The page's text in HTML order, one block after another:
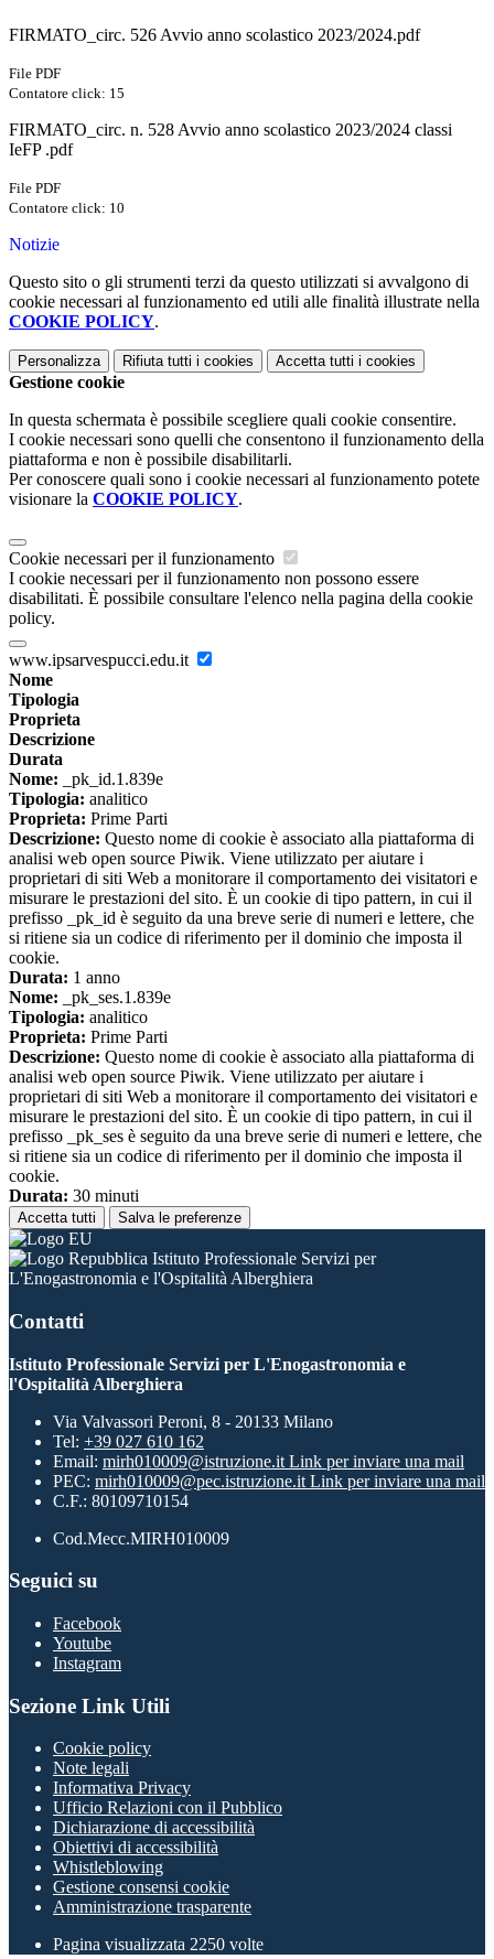
FIRMATO_circ. 526 Avvio anno scolastico 2023/2024.pdf
File PDF
Contatore click: 15
FIRMATO_circ. n. 528 Avvio anno scolastico 2023/2024 classi
IeFP .pdf
File PDF
Contatore click: 10
Notizie
Questo sito o gli strumenti terzi da questo utilizzati si avvalgono di
cookie necessari al funzionamento ed utili alle finalità illustrate nella
COOKIE POLICY.
Personalizza Rifiuta tutti i cookies Accetta tutti i cookies
Gestione cookie
In questa schermata è possibile scegliere quali cookie consentire.
I cookie necessari sono quelli che consentono il funzionamento della
piattaforma e non è possibile disabilitarli.
Per conoscere quali sono i cookie necessari al funzionamento potete
visionare la COOKIE POLICY.
Cookie necessari per il funzionamento
I cookie necessari per il funzionamento non possono essere
disabilitati. È possibile consultare l'elenco nella pagina della cookie
policy.
www.ipsarvespucci.edu.it
Nome
Tipologia
Proprieta
Descrizione
Durata
Nome: _pk_id.1.839e
Tipologia: analitico
Proprieta: Prime Parti
Descrizione: Questo nome di cookie è associato alla piattaforma di
analisi web open source Piwik. Viene utilizzato per aiutare i
proprietari di siti Web a monitorare il comportamento dei visitatori e
misurare le prestazioni del sito. È un cookie di tipo pattern, in cui il
prefisso _pk_id è seguito da una breve serie di numeri e lettere, che
si ritiene sia un codice di riferimento per il dominio che imposta il
cookie.
Durata: 1 anno
Nome: _pk_ses.1.839e
Tipologia: analitico
Proprieta: Prime Parti
Descrizione: Questo nome di cookie è associato alla piattaforma di
analisi web open source Piwik. Viene utilizzato per aiutare i
proprietari di siti Web a monitorare il comportamento dei visitatori e
misurare le prestazioni del sito. È un cookie di tipo pattern, in cui il
prefisso _pk_ses è seguito da una breve serie di numeri e lettere, che
si ritiene sia un codice di riferimento per il dominio che imposta il
cookie.
Durata: 30 minuti
Accetta tutti Salva le preferenze
Istituto Professionale Servizi per
L'Enogastronomia e l'Ospitalità Alberghiera
Contatti
Istituto Professionale Servizi per L'Enogastronomia e
l'Ospitalità Alberghiera
Via Valvassori Peroni, 8 - 20133 Milano
Tel: +39 027 610 162
Email: mirh010009@istruzione.it Link per inviare una mail
PEC: mirh010009@pec.istruzione.it Link per inviare una mail
C.F.: 80109710154
Cod.Mecc.MIRH010009
Seguici su
Facebook
Youtube
Instagram
Sezione Link Utili
Cookie policy
Note legali
Informativa Privacy
Ufficio Relazioni con il Pubblico
Dichiarazione di accessibilità
Obiettivi di accessibilità
Whistleblowing
Gestione consensi cookie
Amministrazione trasparente
Pagina visualizzata 2250 volte